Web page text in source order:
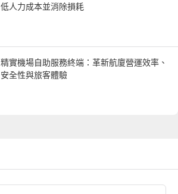
低人力成本並消除損耗
精實機場自助服務終端：革新航廈營運效率、
安全性與旅客體驗